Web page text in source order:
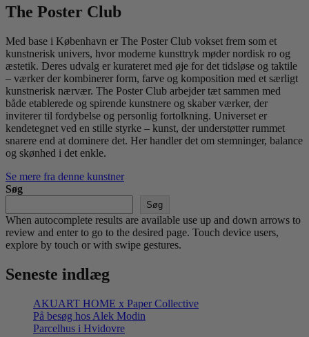
The Poster Club
Med base i København er The Poster Club vokset frem som et
kunstnerisk univers, hvor moderne kunsttryk møder nordisk ro og
æstetik. Deres udvalg er kurateret med øje for det tidsløse og taktile
– værker der kombinerer form, farve og komposition med et særligt
kunstnerisk nærvær. The Poster Club arbejder tæt sammen med
både etablerede og spirende kunstnere og skaber værker, der
inviterer til fordybelse og personlig fortolkning. Universet er
kendetegnet ved en stille styrke – kunst, der understøtter rummet
snarere end at dominere det. Her handler det om stemninger, balance
og skønhed i det enkle.
Se mere fra denne kunstner
Søg
Søg
When autocomplete results are available use up and down arrows to
review and enter to go to the desired page. Touch device users,
explore by touch or with swipe gestures.
Seneste indlæg
AKUART HOME x Paper Collective
På besøg hos Alek Modin
Parcelhus i Hvidovre